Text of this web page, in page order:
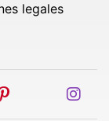
legales
pinterest